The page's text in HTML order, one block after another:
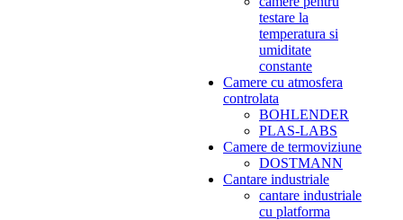
testare la
temperatura si
umiditate
constante
Camere cu atmosfera
controlata
BOHLENDER
PLAS-LABS
Camere de termoviziune
DOSTMANN
Cantare industriale
cantare industriale
cu platforma